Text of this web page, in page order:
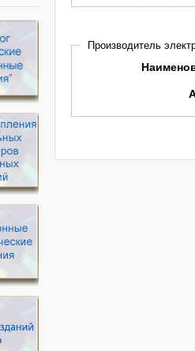
Производитель